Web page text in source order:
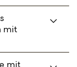
mit
mit